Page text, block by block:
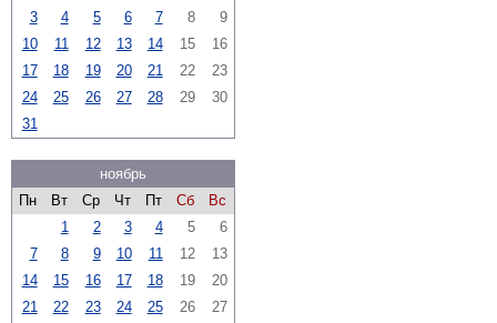
3
4 5 6 7 8
9
10
11 12 13 14 15
16
17
18 19 20 21 22
23
24
25 26 27 28 29
30
31
ноябрь
Пн
Вт Ср Чт Пт Сб
Вс
1
2 3 4 5
6
7
8 9 10 11 12
13
14
15 16 17 18 19
20
21
22 23 24 25 26
27